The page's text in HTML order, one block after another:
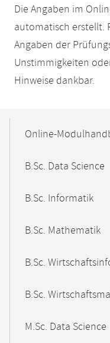
Die Angaben im
automatisch erstellt.
Angaben der
Unstimmigkeiten
Hinweise dankbar.
NavigationOnline-
B.Sc. Data Science
B.Sc. Informatik
B.Sc. Mathematik
B.Sc.
B.Sc.
M.Sc. Data Science